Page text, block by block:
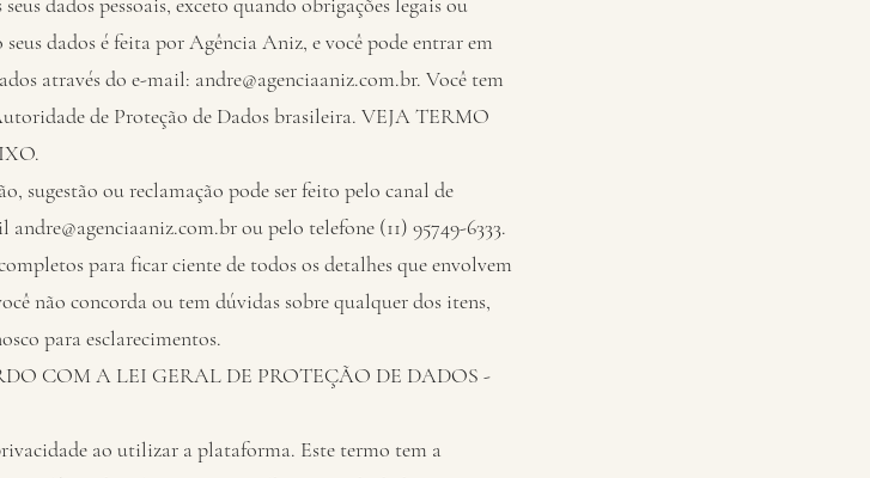
dados é feita por Agência Aniz, e você pode entrar em
através do e-mail: andre@agenciaaniz.com.br. Você tem
de Proteção de Dados brasileira. VEJA TERMO
sugestão ou reclamação pode ser feito pelo canal de
ou pelo telefone (11) 95749-6333.
para ficar ciente de todos os detalhes que envolvem
não concorda ou tem dúvidas sobre qualquer dos itens,
para esclarecimentos.
COM A LEI GERAL DE PROTEÇÃO DE DADOS -
ao utilizar a plataforma. Este termo tem a